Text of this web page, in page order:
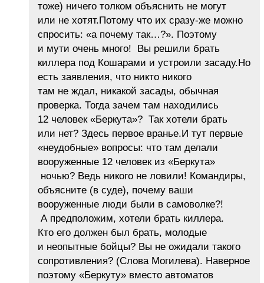
тоже) ничего толком объяснить не могут
или не хотят.Потому что их сразу-же можно
спросить: «а почему так…?». Поэтому
и мути очень много! Вы решили брать
киллера под Кошарами и устроили засаду.Но
есть заявления, что никто никого
там не ждал, никакой засады, обычная
проверка. Тогда зачем там находились
12 человек «Беркута»? Так хотели брать
или нет? Здесь первое вранье.И тут первые
«неудобные» вопросы: что там делали
вооруженные 12 человек из «Беркута»
ночью? Ведь никого не ловили! Командиры,
объясните (в суде), почему ваши
вооруженные люди были в самоволке?!
А предположим, хотели брать киллера.
Кто его должен был брать, молодые
и неопытные бойцы? Вы не ожидали такого
сопротивления? (Слова Могилева). Наверное
поэтому «Беркуту» вместо автоматов